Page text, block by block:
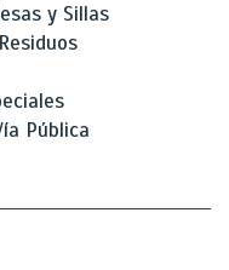
y Sillas
Pública